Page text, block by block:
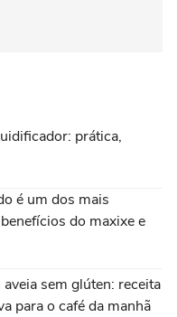
prática,
é um dos mais
do maxixe e
sem glúten: receita
para o café da manhã